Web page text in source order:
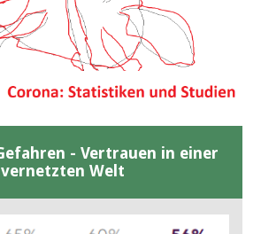
- Vertrauen in einer
vernetzten Welt